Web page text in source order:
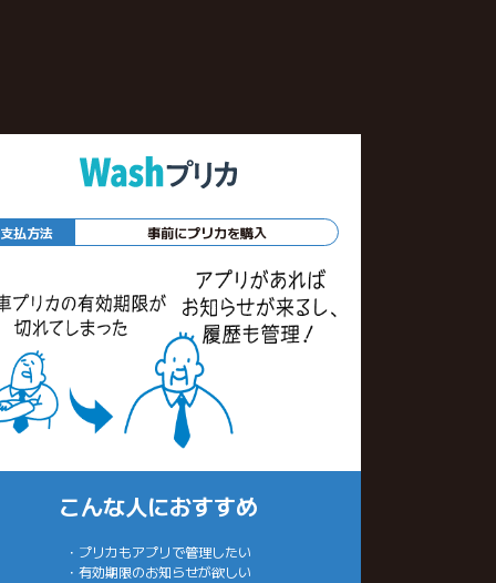
支払方法 事前にプリカを購入
こんな人におすすめ
・プリカもアプリで管理したい
・有効期限のお知らせが欲しい